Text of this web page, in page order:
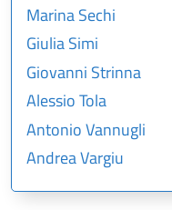
Marina Sechi
Giulia Simi
Giovanni Strinna
Alessio Tola
Antonio Vannugli
Andrea Vargiu